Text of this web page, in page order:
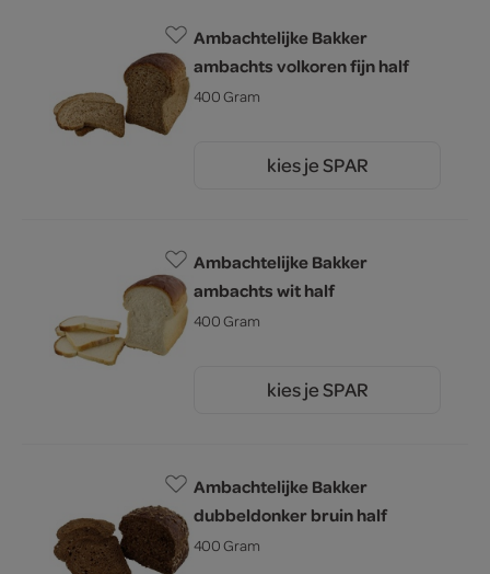
Ambachtelijke Bakker
ambachts volkoren fijn half
400 Gram
kies je SPAR
Ambachtelijke Bakker
ambachts wit half
400 Gram
kies je SPAR
Ambachtelijke Bakker
dubbeldonker bruin half
400 Gram